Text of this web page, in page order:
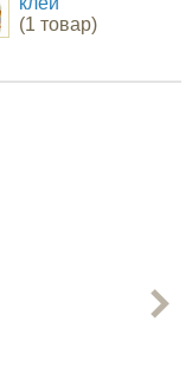
(1 товар)